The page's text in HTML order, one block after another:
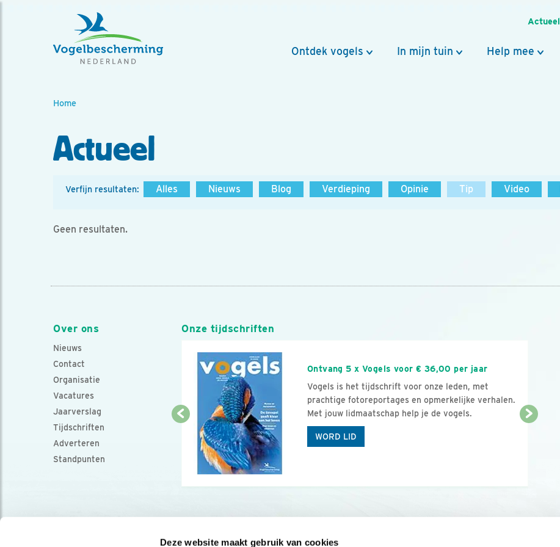
Deze website maakt gebruik van cookies
Actueel
Ontdek vogels In mijn tuin Help mee
Home
Actueel
Verfijn resultaten: Alles Nieuws Blog Verdieping Opinie Tip Video
Geen resultaten.
Over ons
Nieuws
Contact
Organisatie
Vacatures
Jaarverslag
Tijdschriften
Adverteren
Standpunten
Onze tijdschriften
Ontvang 5 x Vogels voor € 36,00 per jaar
Vogels is het tijdschrift voor onze leden, met
prachtige fotoreportages en opmerkelijke verhalen.
Met jouw lidmaatschap help je de vogels.
WORD LID